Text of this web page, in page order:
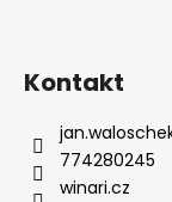
Kontakt
774280245
winari.cz